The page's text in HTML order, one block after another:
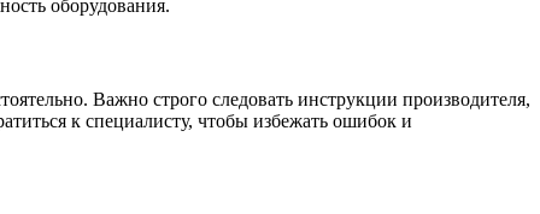
оборудования.
Важно строго следовать инструкции производителя,
к специалисту, чтобы избежать ошибок и